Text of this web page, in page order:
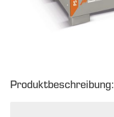
Produktbeschreibung: